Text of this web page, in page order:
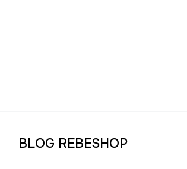
BLOG REBESHOP